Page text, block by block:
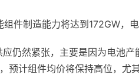
件制造能力将达到172GW，
仍然紧张，主要是因为电池
预计组件均价将保持高位，